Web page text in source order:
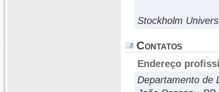
Stockholm
Contatos
Endereço
Departamento de